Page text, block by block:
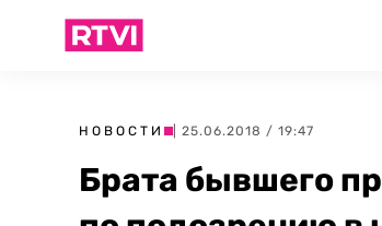
НОВОСТИ | 25.06.2018 / 19:47
Брата бывшего